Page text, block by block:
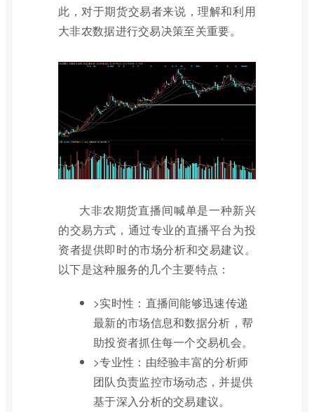
此，对于期货交易者来说，理解和利用
大非农数据进行交易决策至关重要。
大非农期货直播间喊单是一种新兴
的交易方式，通过专业的直播平台为投
资者提供即时的市场分析和交易建议。
以下是这种服务的几个主要特点：
>实时性：直播间能够迅速传递
最新的市场信息和数据分析，帮
助投资者抓住每一个交易机会。
>专业性：由经验丰富的分析师
团队负责监控市场动态，并提供
基于深入分析的交易建议。